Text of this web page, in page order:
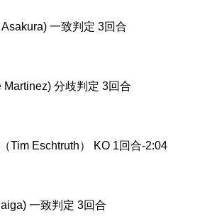
一致判定 3回合
Martinez) 分歧判定 3回合
Tim Eschtruth） KO 1回合-2:04
一致判定 3回合